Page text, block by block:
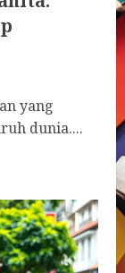
yang
dunia....